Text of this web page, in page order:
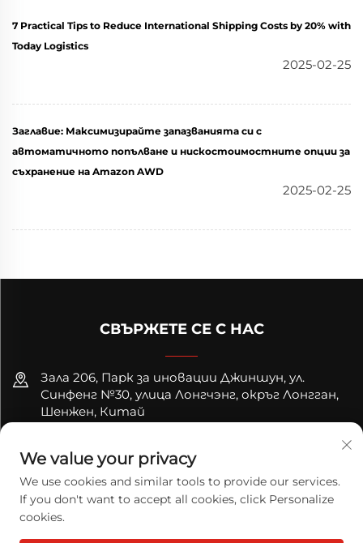
7 Practical Tips to Reduce International Shipping Costs by 20% with
Today Logistics
2025-02-25
Заглавие: Максимизирайте запазванията си с
автоматичното попълване и нискостоимостните опции за
съхранение на Amazon AWD
2025-02-25
СВЪРЖЕТЕ СЕ С НАС
Зала 206, Парк за иновации Джиншун, ул.
Синфенг №30, улица Лонгчэнг, окръг Лонгган,
Шенжен, Китай
[email protected]
We value your privacy
We use cookies and similar tools to provide our services.
If you don't want to accept all cookies, click Personalize
cookies.